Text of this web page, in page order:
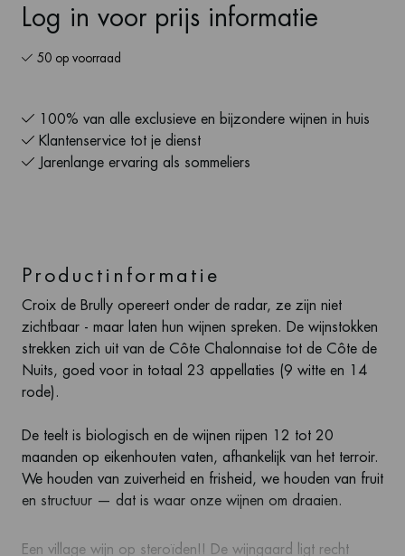
Log in voor prijs informatie
50 op voorraad
100% van alle exclusieve en bijzondere wijnen in huis
Klantenservice tot je dienst
Jarenlange ervaring als sommeliers
Productinformatie
Croix de Brully opereert onder de radar, ze zijn niet
zichtbaar - maar laten hun wijnen spreken. De wijnstokken
strekken zich uit van de Côte Chalonnaise tot de Côte de
Nuits, goed voor in totaal 23 appellaties (9 witte en 14
rode).
De teelt is biologisch en de wijnen rijpen 12 tot 20
maanden op eikenhouten vaten, afhankelijk van het terroir.
We houden van zuiverheid en frisheid, we houden van fruit
en structuur — dat is waar onze wijnen om draaien.
Een village wijn op steroïden!! De wijngaard ligt recht